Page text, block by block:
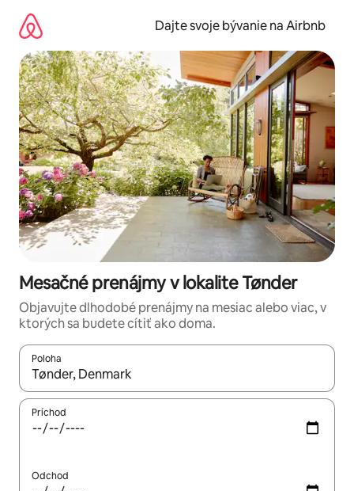
obsah.
Dajte svoje bývanie na Airbnb
Mesačné prenájmy v lokalite Tønder
Objavujte dlhodobé prenájmy na mesiac alebo viac, v
ktorých sa budete cítiť ako doma.
Poloha
Keď budú výsledky k dispozícii, môžete si ich prechádzať
Príchod
Odchod